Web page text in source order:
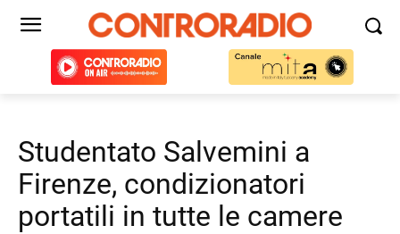
Studentato Salvemini a
Firenze, condizionatori
portatili in tutte le camere